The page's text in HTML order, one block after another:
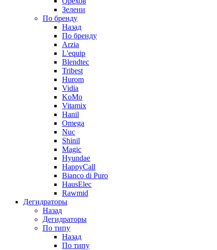
Зелени
По бренду
Назад
По бренду
Arzia
L'equip
Blendtec
Tribest
Hurom
Vidia
KoMo
Vitamix
Hanil
Omega
Nuc
Shinil
Magic
Hyundae
HappyCall
Bianco di Puro
HausElec
Rawmid
Дегидраторы
Назад
Дегидраторы
По типу
Назад
По типу